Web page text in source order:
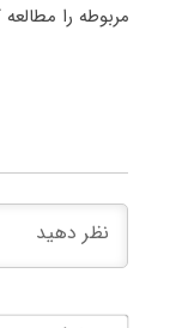
مربوطه را مطالعه